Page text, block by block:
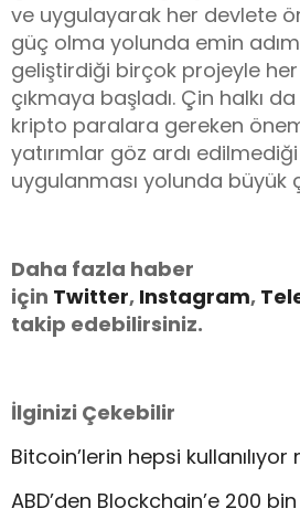
ve uygulayarak her devlete
güç olma yolunda emin
geliştirdiği birçok projeyle
çıkmaya başladı. Çin halkı
kripto paralara gereken
yatırımlar göz ardı
uygulanması yolunda büyük
Daha fazla haber
için Twitter, Instagram,
takip edebilirsiniz.
İlginizi Çekebilir
Bitcoin’lerin hepsi kullanılıyor
ABD’den Blockchain’e 200